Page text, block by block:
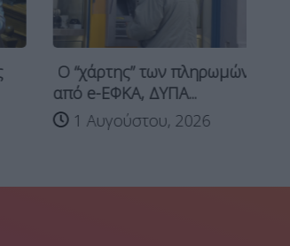
Ο “χάρτης” των πληρωμών
από e-ΕΦΚΑ, ΔΥΠΑ...
1 Αυγούστου, 2026